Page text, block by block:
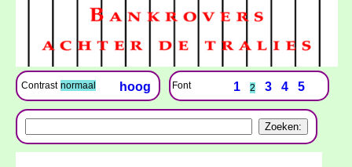
Contrast normaal hoog Font 1 2 3 4 5